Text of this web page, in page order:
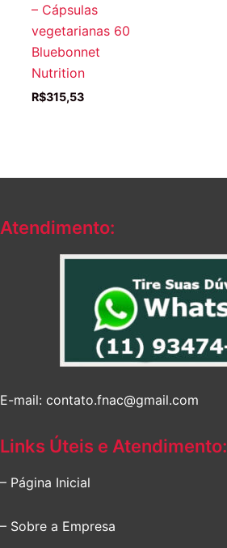
– Cápsulas
vegetarianas 60
Bluebonnet
Nutrition
R$315,53
Atendimento:
E-mail: contato.fnac@gmail.com
Links Úteis e Atendimento:
– Página Inicial
– Sobre a Empresa